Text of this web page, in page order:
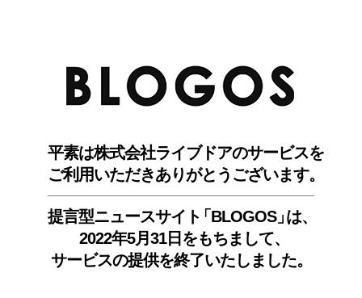
平素は株式会社ライブドアのサービスを
ご利用いただきありがとうございます。
提言型ニュースサイ ト「BLOGOS」は、
2022年5月31日をもちまして、
サービスの提供を終了いたしました。